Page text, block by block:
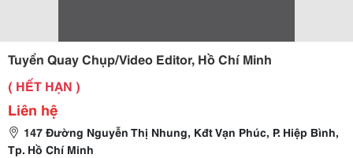
Tuyển Quay Chụp/Video Editor, Hồ Chí Minh
( HẾT HẠN )
Liên hệ
147 Đường Nguyễn Thị Nhung, Kđt Vạn Phúc, P. Hiệp Bình,
Tp. Hồ Chí Minh